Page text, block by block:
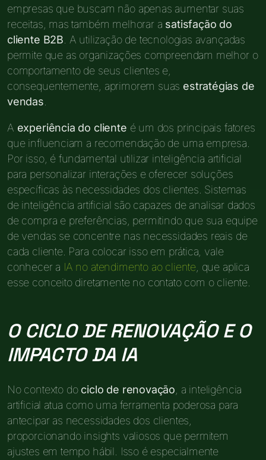
empresas que buscam não apenas aumentar suas
receitas, mas também melhorar a satisfação do
cliente B2B . A utilização de tecnologias avançadas
permite que as organizações compreendam melhor o
comportamento de seus clientes e,
consequentemente, aprimorem suas estratégias de
vendas
A experiência do cliente é um dos principais fatores
que influenciam a recomendação de uma empresa.
Por isso, é fundamental utilizar inteligência artificial
para personalizar interações e oferecer soluções
específicas às necessidades dos clientes. Sistemas
de inteligência artificial são capazes de analisar dados
de compra e preferências, permitindo que sua equipe
de vendas se concentre nas necessidades reais de
cada cliente. Para colocar isso em prática, vale
conhecer a IA no atendimento ao cliente , que aplica
esse conceito diretamente no contato com o cliente.
O CICLO DE RENOVAÇÃO E O
IMPACTO DA IA
No contexto do ciclo de renovação , a inteligência
artificial atua como uma ferramenta poderosa para
antecipar as necessidades dos clientes,
proporcionando insights valiosos que permitem
ajustes em tempo hábil. Isso é especialmente